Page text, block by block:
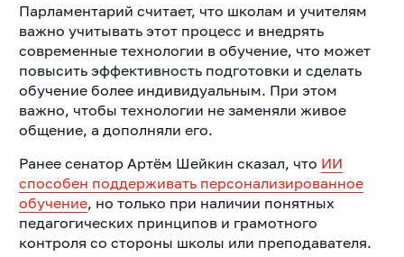
Парламентарий считает, что школам и учителям
важно учитывать этот процесс и внедрять
современные технологии в обучение, что может
повысить эффективность подготовки и сделать
обучение более индивидуальным. При этом
важно, чтобы технологии не заменяли живое
общение, а дополняли его.
Ранее сенатор Артём Шейкин сказал, что ИИ
способен поддерживать персонализированное
обучение, но только при наличии понятных
педагогических принципов и грамотного
контроля со стороны школы или преподавателя.